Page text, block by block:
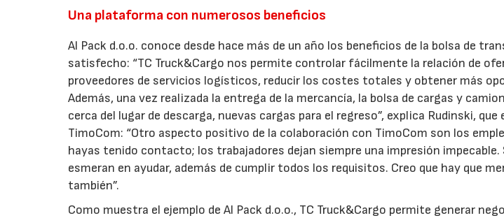
Una plataforma con numerosos beneficios
Al Pack d.o.o. conoce desde hace más de un año los beneficios de la bolsa de
satisfecho: “TC Truck&Cargo nos permite controlar fácilmente la relación de
proveedores de servicios logísticos, reducir los costes totales y obtener más
Además, una vez realizada la entrega de la mercancía, la bolsa de cargas y
cerca del lugar de descarga, nuevas cargas para el regreso”, explica Rudinski, que
TimoCom: “Otro aspecto positivo de la colaboración con TimoCom son los
hayas tenido contacto; los trabajadores dejan siempre una impresión impecable.
esmeran en ayudar, además de cumplir todos los requisitos. Creo que hay que
también”.
Como muestra el ejemplo de Al Pack d.o.o., TC Truck&Cargo permite generar